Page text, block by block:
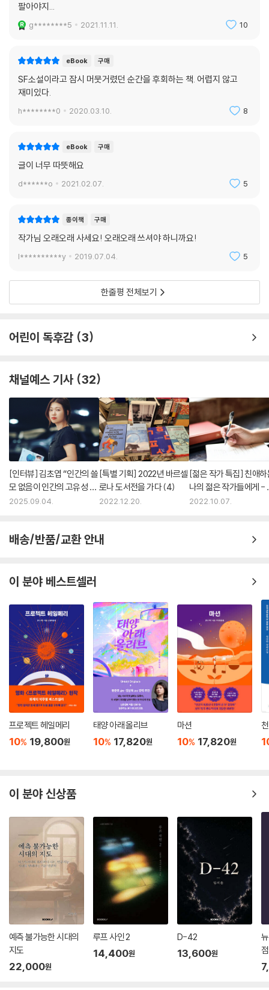
팔아야지...
g********5 2021.11.11. 10
eBook 구매
SF소설이라고 잠시 머뭇거렸던 순간을 후회하는 책. 어렵지 않고
재미있다.
h********0 2020.03.10. 8
eBook 구매
글이 너무 따뜻해요
d******o 2021.02.07. 5
종이책 구매
작가님 오래오래 사세요! 오래오래 쓰셔야 하니까요!
l**********y 2019.07.04. 5
한줄평 전체보기
어린이 독후감 3
채널예스 기사 32
[인터뷰] 김초엽 “인간의 쓸
모 없음이 인간의 고유성 아
닐까”
2025.09.04.
[특별 기획] 2022년 바르셀
로나 도서전을 가다 (4)
2022.12.20.
[젊은 작가 특집] 친애하
나의 젊은 작가들에게 -
소범 기자
2022.10.07.
배송/반품/교환 안내
이 분야 베스트셀러
프로젝트 헤일메리
10% 19,800원
태양 아래 올리브
10% 17,820원
마션
10% 17,820원
이 분야 신상품
예측 불가능한 시대의
지도
22,000원
루프 사인 2
14,400원
D-42
13,600원
점